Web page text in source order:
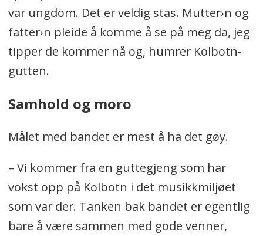
var ungdom. Det er veldig stas. Mutter›n og
fatter›n pleide å komme å se på meg da, jeg
tipper de kommer nå og, humrer Kolbotn-
gutten.
Samhold og moro
Målet med bandet er mest å ha det gøy.
– Vi kommer fra en guttegjeng som har
vokst opp på Kolbotn i det musikkmiljøet
som var der. Tanken bak bandet er egentlig
bare å være sammen med gode venner,